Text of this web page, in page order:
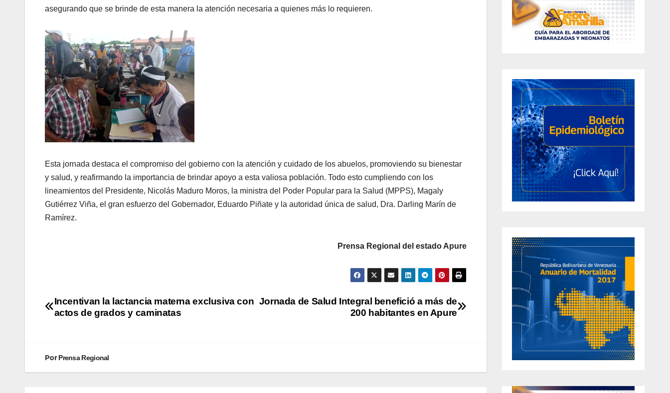
asegurando que se brinde de esta manera la atención necesaria a quienes más lo requieren.
Esta jornada destaca el compromiso del gobierno con la atención y cuidado de los abuelos, promoviendo su bienestar
y salud, y reafirmando la importancia de brindar apoyo a esta valiosa población. Todo esto cumpliendo con los
lineamientos del Presidente, Nicolás Maduro Moros, la ministra del Poder Popular para la Salud (MPPS), Magaly
Gutiérrez Viña, el gran esfuerzo del Gobernador, Eduardo Piñate y la autoridad única de salud, Dra. Darling Marín de
Ramírez.
Prensa Regional del estado Apure
Jornada de Salud Integral benefició a más de
200 habitantes en Apure
Incentivan la lactancia materna exclusiva con
actos de grados y caminatas
PorPrensa Regional